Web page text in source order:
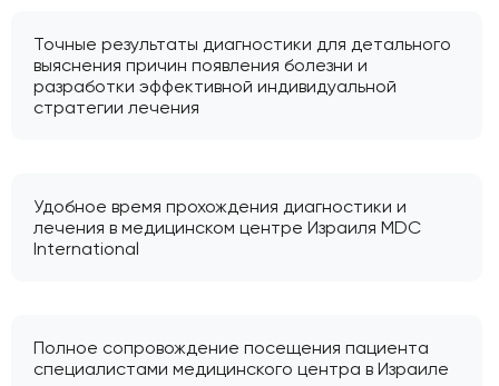
Точные результаты диагностики для детального
выяснения причин появления болезни и
разработки эффективной индивидуальной
стратегии лечения
Удобное время прохождения диагностики и
лечения в медицинском центре Израиля MDC
International
Полное сопровождение посещения пациента
специалистами медицинского центра в Израиле